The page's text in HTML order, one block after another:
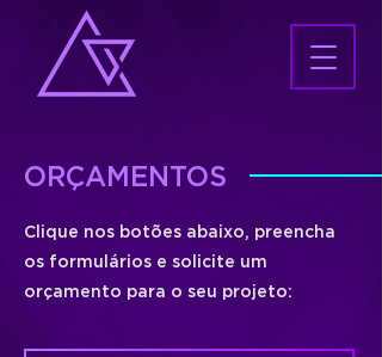
ORÇAMENTOS
Clique nos botões abaixo, preencha
os formulários e solicite um
orçamento para o seu projeto: